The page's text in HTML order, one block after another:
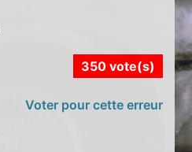
350 vote(s)
Voter pour cette erreur